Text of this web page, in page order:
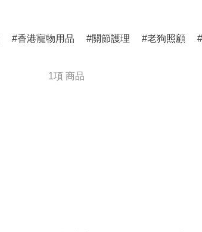
香港寵物用品 關節護理 老狗照顧
1項 商品